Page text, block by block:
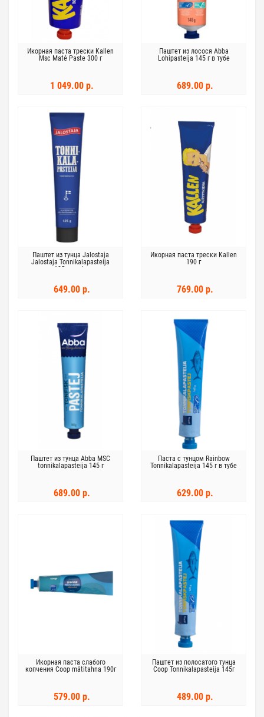
Икорная паста трески Kallen
Msc Maté Paste 300 г
1 049.00 р.
Паштет из лосося Abba
Lohipasteija 145 г в тубе
689.00 р.
Паштет из тунца Jalostaja
Jalostaja Tonnikalapasteija
125г в тубе
649.00 р.
Икорная паста трески Kallen
190 г
769.00 р.
Паштет из тунца Abba MSC
tonnikalapasteija 145 г
689.00 р.
Паста с тунцом Rainbow
Tonnikalapasteija 145 г в тубе
629.00 р.
Икорная паста слабого
копчения Coop mätitahna 190г
579.00 р.
Паштет из полосатого тунца
Coop Tonnikalapasteija 145г
489.00 р.